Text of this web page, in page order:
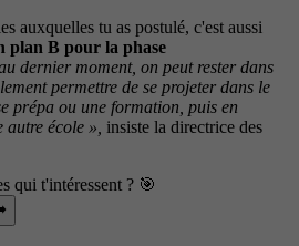
auxquelles tu as postulé, c'est aussi
plan B pour la phase
dernier moment, on peut rester dans
permettre de se projeter dans le
prépa ou une formation, puis en
école », insiste la directrice des
qui t'intéressent ? 🎯